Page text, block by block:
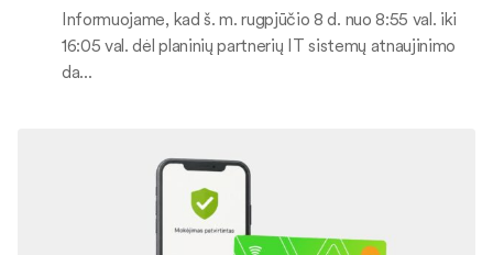
Informuojame, kad š. m. rugpjūčio 8 d. nuo 8:55 val. iki
16:05 val. dėl planinių partnerių IT sistemų atnaujinimo
da...